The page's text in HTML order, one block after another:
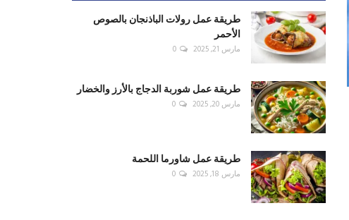
طريقة عمل رولات الباذنجان بالصوص
الأحمر
مارس 21, 2025 0
طريقة عمل شوربة الدجاج بالأرز والخضار
مارس 20, 2025 0
طريقة عمل شاورما اللحمة
مارس 18, 2025 0